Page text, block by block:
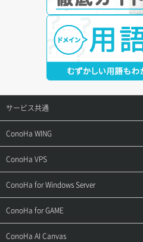
サービス共通
サポートトップ
ご契約・お支払い
用語集
お問い合わせ
ConoHa WING
サポートトップ
ご利用ガイド
お乗り換えガイド
ConoHa VPS
サポートトップ
ご利用ガイド
ConoHa for Windows Server
サポートトップ
ご利用ガイド
ConoHa for GAME
サポートトップ
ConoHa AI Canvas